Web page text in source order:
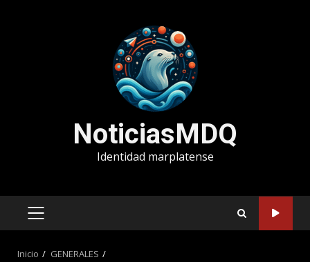
NoticiasMDQ
Identidad marplatense
MENÚ
Inicio
GENERALES